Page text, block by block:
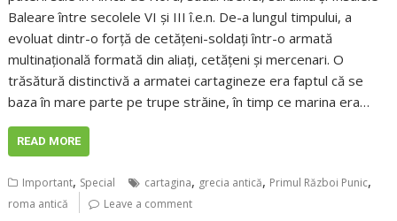
Baleare între secolele VI și III î.e.n. De-a lungul timpului, a
evoluat dintr-o forță de cetățeni-soldați într-o armată
multinațională formată din aliați, cetățeni și mercenari. O
trăsătură distinctivă a armatei cartagineze era faptul că se
baza în mare parte pe trupe străine, în timp ce marina era…
READ MORE
Important, Special cartagina, grecia antică, Primul Război Punic,
roma antică Leave a comment